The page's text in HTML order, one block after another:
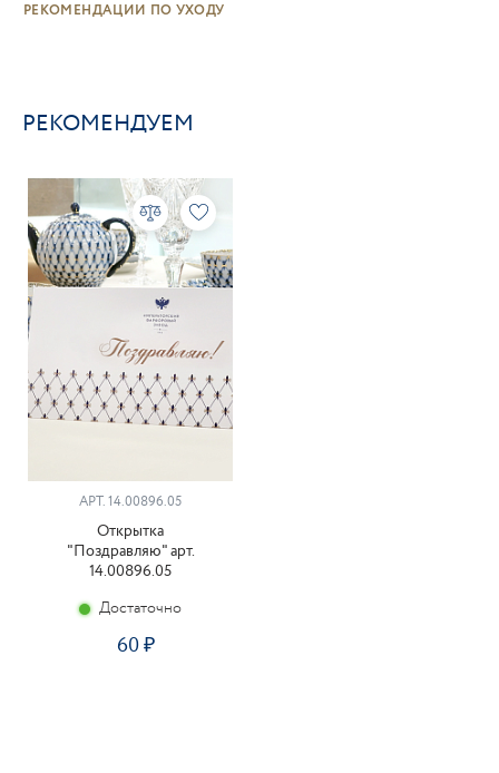
РЕКОМЕНДАЦИИ ПО УХОДУ
РЕКОМЕНДУЕМ
АРТ. 14.00896.05
Открытка
"Поздравляю" арт.
14.00896.05
Достаточно
60